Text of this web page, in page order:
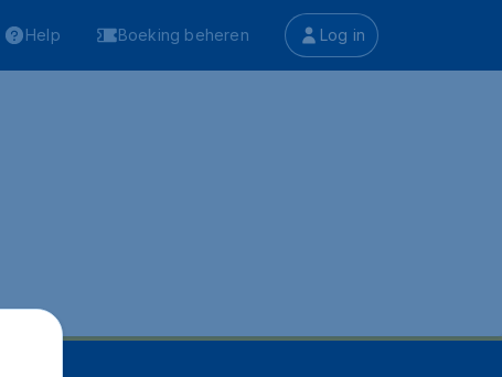
Help Boeking beheren Log in